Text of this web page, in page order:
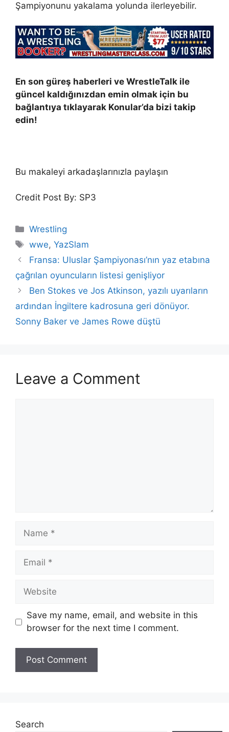
Şampiyonunu yakalama yolunda ilerleyebilir.
En son güreş haberleri ve WrestleTalk ile
güncel kaldığınızdan emin olmak için bu
bağlantıya tıklayarak Konular’da bizi takip
edin!
Bu makaleyi arkadaşlarınızla paylaşın
Credit Post By: SP3
Categories
Wrestling
Tags
wwe,YazSlam
Fransa: Uluslar Şampiyonası’nın yaz etabına
çağrılan oyuncuların listesi genişliyor
Ben Stokes ve Jos Atkinson, yazılı uyarıların
ardından İngiltere kadrosuna geri dönüyor.
Sonny Baker ve James Rowe düştü
Leave a Comment
Name
Email
Website
Save my name, email, and website in this
browser for the next time I comment.
Search